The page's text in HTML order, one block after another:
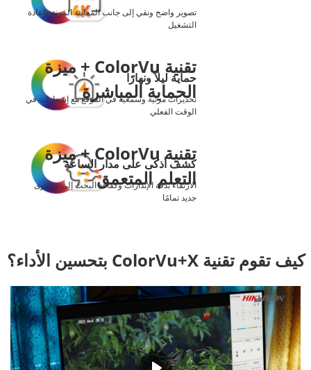
تصوير واضح ونقي إلى جانب المعاينة المرنة وإعادة
التشغيل
تقنية ColorVu + ميزة
الحماية المباشرة
حماية ليلاً ونهارًا
تحذيرات مرئية وسمعية في الموقع مع إشعارات في
الوقت الفعلي
تقنية ColorVu + ميزة
التعلم المتعمق
كشف أذكى على مدار الساعة
الارتقاء بدقة الإنذارات وكفاءة البحث إلى مستوى
جديد تمامًا
كيف تقوم تقنية ColorVu+X بتحسين الأداء؟